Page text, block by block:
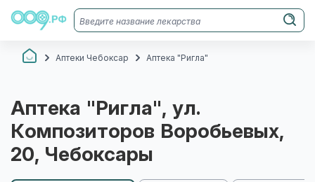
Аптеки Чебоксар Аптека "Ригла"
Аптека "Ригла", ул.
Композиторов Воробьевых,
20, Чебоксары